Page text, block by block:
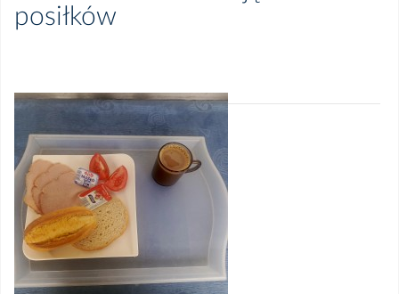
Grudzień 2025 - Zdjęcia posiłków
Listopad 2025 - Zdjęcia posiłków
Październik 2025 - Jadłospis
Październik 2025 - Zdjęcia posiłków
Wrzesień 2025 - Jadłospis
posiłków